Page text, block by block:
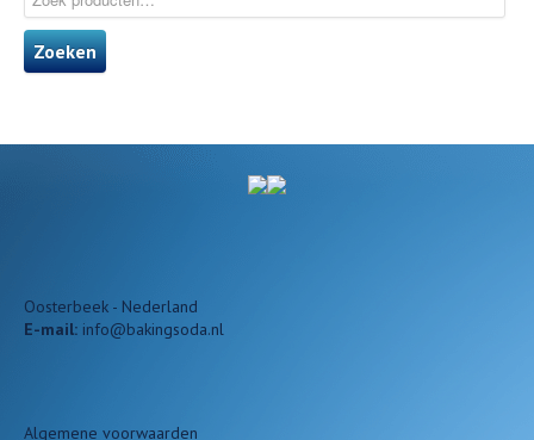
Zoeken
Oosterbeek - Nederland
E-mail: info@bakingsoda.nl
Algemene voorwaarden